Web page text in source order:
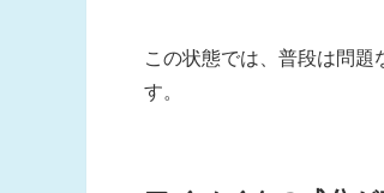
この状態では、普段は問
す。